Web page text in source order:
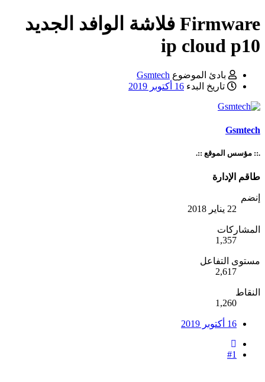
Firmware فلاشة الوافد الجديد
ip cloud p10
بادئ الموضوع Gsmtech
تاريخ البدء 16 أكتوبر 2019
Gsmtech
.:: مؤسس الموقع ::.
طاقم الإدارة
إنضم
22 يناير 2018
المشاركات
1,357
مستوى التفاعل
2,617
النقاط
1,260
16 أكتوبر 2019
#1